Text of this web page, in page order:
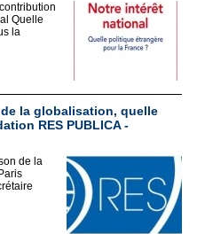
Quelle
la
la globalisation, quelle
RES PUBLICA -
de la